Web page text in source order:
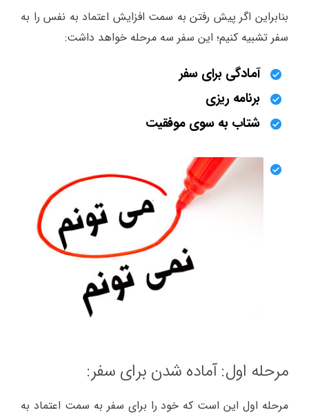
بنابراین اگر پیش رفتن به سمت افزایش اعتماد به نفس را به
سفر تشبیه کنیم؛ این سفر سه مرحله خواهد داشت:
آمادگی برای سفر
برنامه ریزی
شتاب به سوی موفقیت
مرحله اول: آماده شدن برای سفر:
مرحله اول این است که خود را برای سفر به سمت اعتماد به